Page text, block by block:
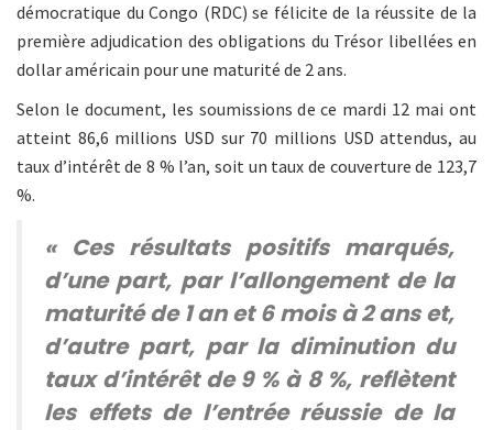
démocratique du Congo (RDC) se félicite de la réussite de la
première adjudication des obligations du Trésor libellées en
dollar américain pour une maturité de 2 ans.
Selon le document, les soumissions de ce mardi 12 mai ont
atteint 86,6 millions USD sur 70 millions USD attendus, au
taux d’intérêt de 8 % l’an, soit un taux de couverture de 123,7
%.
« Ces résultats positifs marqués,
d’une part, par l’allongement de la
maturité de 1 an et 6 mois à 2 ans et,
d’autre part, par la diminution du
taux d’intérêt de 9 % à 8 %, reflètent
les effets de l’entrée réussie de la